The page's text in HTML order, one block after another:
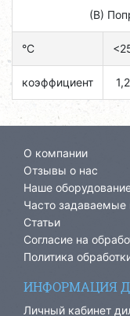
(B)
°C
коэффициент 1,2
О компании
Отзывы о нас
Наше
Часто задаваемые
Статьи
Согласие на
Политика
ИНФОРМАЦИЯ
Личный кабинет